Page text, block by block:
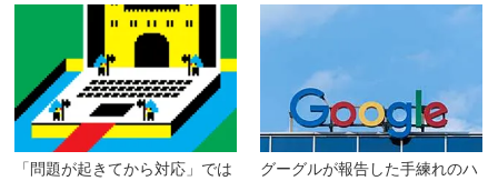
「問題が起きてから対応」では
グーグルが報告した手練れのハ